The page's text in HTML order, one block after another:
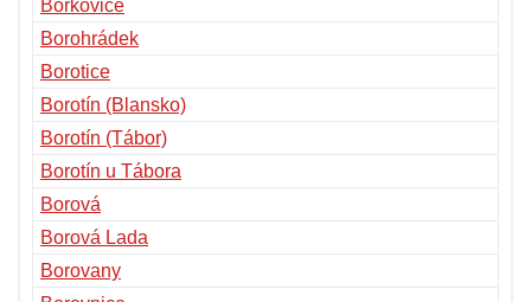
Borkovice
Borohrádek
Borotice
Borotín (Blansko)
Borotín (Tábor)
Borotín u Tábora
Borová
Borová Lada
Borovany